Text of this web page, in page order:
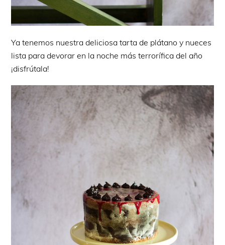
Ya tenemos nuestra deliciosa tarta de plátano y nueces
lista para devorar en la noche más terrorífica del año
¡disfrútala!